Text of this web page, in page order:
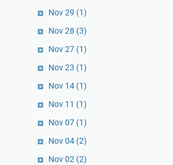
Nov 29 (1)
Nov 28 (3)
Nov 27 (1)
Nov 23 (1)
Nov 14 (1)
Nov 11 (1)
Nov 07 (1)
Nov 04 (2)
Nov 02 (2)